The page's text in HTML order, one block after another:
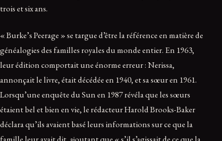
trois et six ans.
« Burke’s Peerage » se targue d’être la référence en matière de
généalogies des familles royales du monde entier. En 1963,
leur édition comportait une énorme erreur : Nerissa,
annonçait le livre, était décédée en 1940, et sa sœur en 1961.
Lorsqu’une enquête du Sun en 1987 révéla que les sœurs
étaient bel et bien en vie, le rédacteur Harold Brooks-Baker
déclara qu’ils avaient basé leurs informations sur ce que la
famille leur avait dit, ajoutant que « s’il s’agissait de ce que la